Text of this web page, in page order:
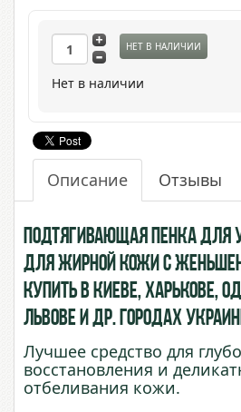
НЕТ В НАЛИЧИИ
Нет в наличии
Описание Отзывы
Подтягивающая пенка для
для жирной кожи с
купить в Киеве, Харькове,
Львове и др. городах
Лучшее средство для
восстановления и
отбеливания кожи.